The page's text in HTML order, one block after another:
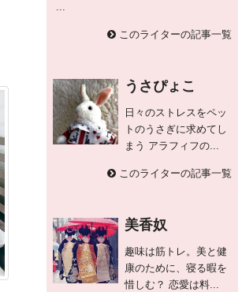
...
このライターの記事一覧
うさぴょこ
日々のストレスをペッ
トのうさぎに求めてし
まう アラフィフの...
このライターの記事一覧
美香奴
趣味は筋トレ。美と健
康のために、寝る暇を
惜しむ？ 恋愛は料...